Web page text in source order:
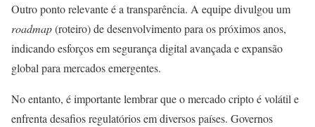
Outro ponto relevante é a transparência. A equipe divulgou um
roadmap(roteiro) de desenvolvimento para os próximos anos,
indicando esforços em segurança digital avançada e expansão
global para mercados emergentes.
No entanto, é importante lembrar que o mercado cripto é volátil e
enfrenta desafios regulatórios em diversos países. Governos